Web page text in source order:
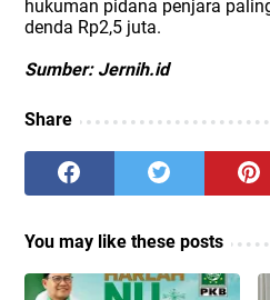
hukuman pidana penjara
denda Rp2,5 juta.
Sumber: Jernih.id
Share
You may like these posts